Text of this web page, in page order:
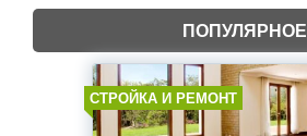
ПОПУЛЯРНОЕ
СТРОЙКА И РЕМОНТ